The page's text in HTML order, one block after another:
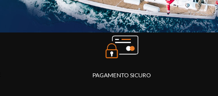
PAGAMENTO SICURO